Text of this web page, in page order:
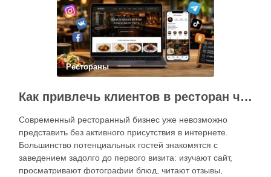
Рестораны
Как привлечь клиентов в ресторан через интернет: каким должен быть сайт и как эффективно использовать социальные сети
Современный ресторанный бизнес уже невозможно
представить без активного присутствия в интернете.
Большинство потенциальных гостей знакомятся с
заведением задолго до первого визита: изучают сайт,
просматривают фотографии блюд, читают отзывы,